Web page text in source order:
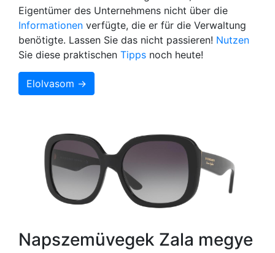
Eigentümer des Unternehmens nicht über die
Informationen verfügte, die er für die Verwaltung
benötigte. Lassen Sie das nicht passieren! Nutzen
Sie diese praktischen Tipps noch heute!
Elolvasom →
Napszemüvegek Zala megye